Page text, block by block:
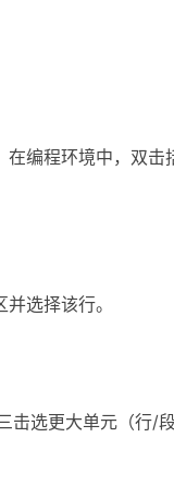
编程环境中，双
选择该行。
击选更大单元（行/